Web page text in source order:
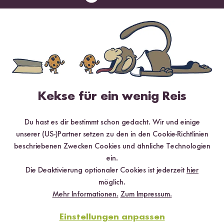
Loading...
31
Rezeptbox
DU SPARST 10 %
ab CHF 17.30
Kekse für ein wenig Reis
Du hast es dir bestimmt schon gedacht. Wir und einige
unserer (US-)Partner setzen zu den in den Cookie-Richtlinien
beschriebenen Zwecken Cookies und ähnliche Technologien
ein.
Die Deaktivierung optionaler Cookies ist jederzeit hier
möglich.
Mehr Informationen. Zum Impressum.
Einstellungen anpassen